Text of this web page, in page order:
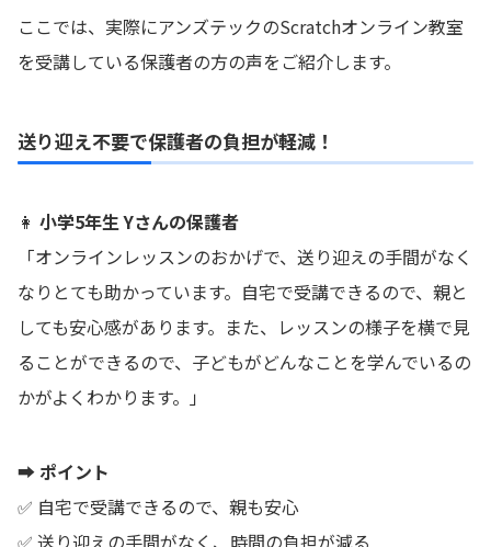
ここでは、実際にアンズテックのScratchオンライン教室
を受講している保護者の方の声をご紹介します。
送り迎え不要で保護者の負担が軽減！
👩 小学5年生 Yさんの保護者
「オンラインレッスンのおかげで、送り迎えの手間がなく
なりとても助かっています。自宅で受講できるので、親と
しても安心感があります。また、レッスンの様子を横で見
ることができるので、子どもがどんなことを学んでいるの
かがよくわかります。」
➡ ポイント
✅ 自宅で受講できるので、親も安心
✅ 送り迎えの手間がなく、時間の負担が減る